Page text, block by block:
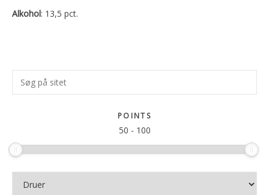
Alkohol: 13,5 pct.
Primær
Sidebar
Søg
på
POINTS
50 - 100